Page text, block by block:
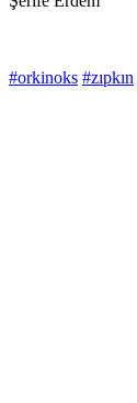
#orkinoks #zıpkın